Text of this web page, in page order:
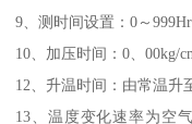
9、测时间设置：0～999Hr
10、加压时间：0、00kg/
12、升温时间：由常温升
13、温度变化速率为空